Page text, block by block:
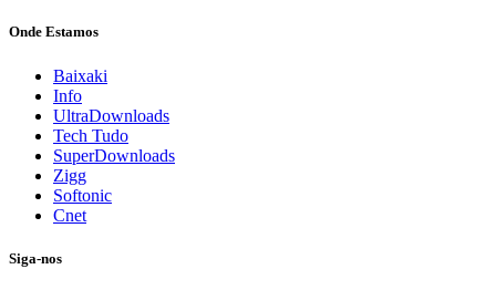
Onde Estamos
Baixaki
Info
UltraDownloads
Tech Tudo
SuperDownloads
Zigg
Softonic
Cnet
Siga-nos